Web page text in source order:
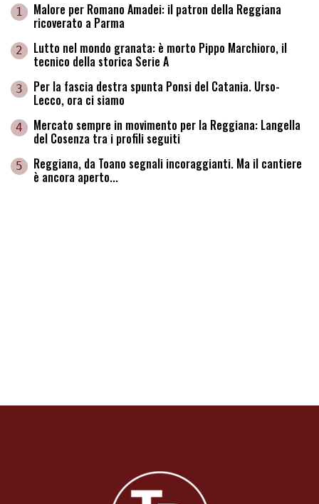
1 Malore per Romano Amadei: il patron della Reggiana
ricoverato a Parma
2 Lutto nel mondo granata: è morto Pippo Marchioro, il
tecnico della storica Serie A
3 Per la fascia destra spunta Ponsi del Catania. Urso-
Lecco, ora ci siamo
4 Mercato sempre in movimento per la Reggiana: Langella
del Cosenza tra i profili seguiti
5 Reggiana, da Toano segnali incoraggianti. Ma il cantiere
è ancora aperto...